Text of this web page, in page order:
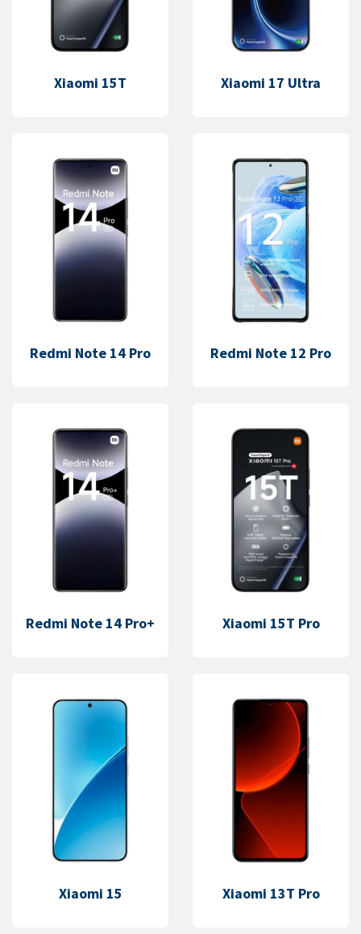
Xiaomi 15T Xiaomi 17 Ultra
Redmi Note 14 Pro Redmi Note 12 Pro
Redmi Note 14 Pro+ Xiaomi 15T Pro
Xiaomi 15 Xiaomi 13T Pro